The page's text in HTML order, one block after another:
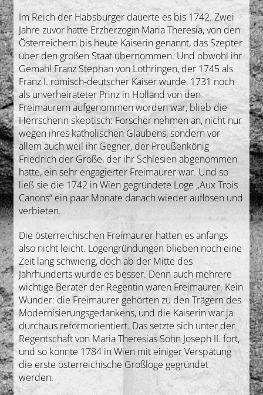
Im Reich der Habsburger dauerte es bis 1742. Zwei
Jahre zuvor hatte Erzherzogin Maria Theresia, von den
Österreichern bis heute Kaiserin genannt, das Szepter
über den großen Staat übernommen. Und obwohl ihr
Gemahl Franz Stephan von Lothringen, der 1745 als
Franz I. römisch-deutscher Kaiser wurde, 1731 noch
als unverheirateter Prinz in Holland von den
Freimaurern aufgenommen worden war, blieb die
Herrscherin skeptisch: Forscher nehmen an, nicht nur
wegen ihres katholischen Glaubens, sondern vor
allem auch weil ihr Gegner, der Preußenkönig
Friedrich der Große, der ihr Schlesien abgenommen
hatte, ein sehr engagierter Freimaurer war. Und so
ließ sie die 1742 in Wien gegründete Loge „Aux Trois
Canons“ ein paar Monate danach wieder auflösen und
verbieten.
Die österreichischen Freimaurer hatten es anfangs
also nicht leicht. Logengründungen blieben noch eine
Zeit lang schwierig, doch ab der Mitte des
Jahrhunderts wurde es besser. Denn auch mehrere
wichtige Berater der Regentin waren Freimaurer. Kein
Wunder: die Freimaurer gehörten zu den Trägern des
Modernisierungsgedankens, und die Kaiserin war ja
durchaus reformorientiert. Das setzte sich unter der
Regentschaft von Maria Theresias Sohn Joseph II. fort,
und so konnte 1784 in Wien mit einiger Verspätung
die erste österreichische Großloge gegründet
werden.